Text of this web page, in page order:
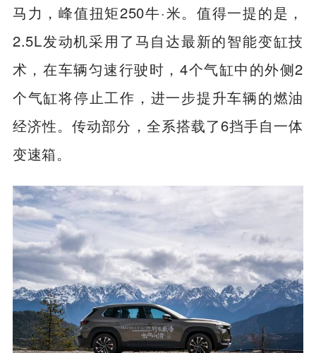
动机。其中，2.0L发动机最大功率155马力，
峰值扭矩200牛·米；2.5L发动机最大功率188
马力，峰值扭矩250牛·米。值得一提的是，
2.5L发动机采用了马自达最新的智能变缸技
术，在车辆匀速行驶时，4个气缸中的外侧2
个气缸将停止工作，进一步提升车辆的燃油
经济性。传动部分，全系搭载了6挡手自一体
变速箱。